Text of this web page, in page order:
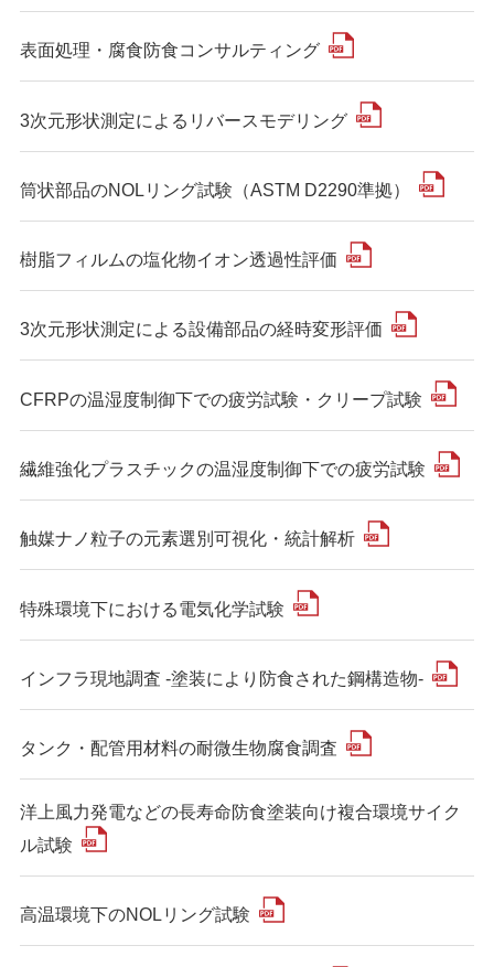
表面処理・腐食防食コンサルティング
3次元形状測定によるリバースモデリング
筒状部品のNOLリング試験（ASTM D2290準拠）
樹脂フィルムの塩化物イオン透過性評価
3次元形状測定による設備部品の経時変形評価
CFRPの温湿度制御下での疲労試験・クリープ試験
繊維強化プラスチックの温湿度制御下での疲労試験
触媒ナノ粒子の元素選別可視化・統計解析
特殊環境下における電気化学試験
インフラ現地調査 -塗装により防食された鋼構造物-
タンク・配管用材料の耐微生物腐食調査
洋上風力発電などの長寿命防食塗装向け複合環境サイク
ル試験
高温環境下のNOLリング試験